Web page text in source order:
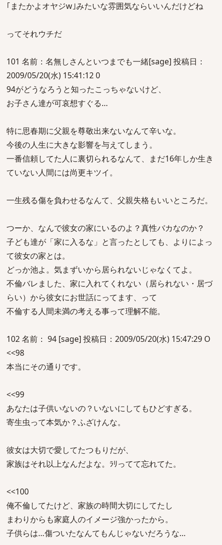
｢またかよオヤジw｣みたいな雰囲気ならいいんだけどね
ってそれウチだ
101 名前：名無しさんといつまでも一緒[sage] 投稿日：
2009/05/20(水) 15:41:12 0
94がどうなろうと知ったこっちゃないけど、
お子さん達が可哀想すぐる…
特に思春期に父親を尊敬出来ないなんて辛いな。
今後の人生に大きな影響を与えてしまう。
一番信頼してた人に裏切られるなんて、まだ16年しか生き
ていない人間には尚更キツイ。
一生残る傷を負わせるなんて、父親失格もいいところだ。
つーか、なんで彼女の家にいるのよ？真性バカなのか？
子ども達が「家に入るな」と言ったとしても、よりによっ
て彼女の家とは。
どっか池よ。気まずいから居られないじゃなくてよ。
不倫バレました、家に入れてくれない（居られない・居づ
らい）から彼女にお世話にってます、って
不倫する人間未満の考える事って理解不能。
102 名前： 94 [sage] 投稿日：2009/05/20(水) 15:47:29 O
<<98
本当にその通りです。
<<99
あなたは子供いないの？いないにしてもひどすぎる。
寄生虫って本気か？ふざけんな。
彼女は大切で愛してたつもりだが、
家族はそれ以上なんだよな。ﾗﾘってて忘れてた。
<<100
俺不倫してたけど、家族の時間大切にしてたし
まわりからも家庭人のイメージ強かったから。
子供らは…傷ついたなんてもんじゃないだろうな…